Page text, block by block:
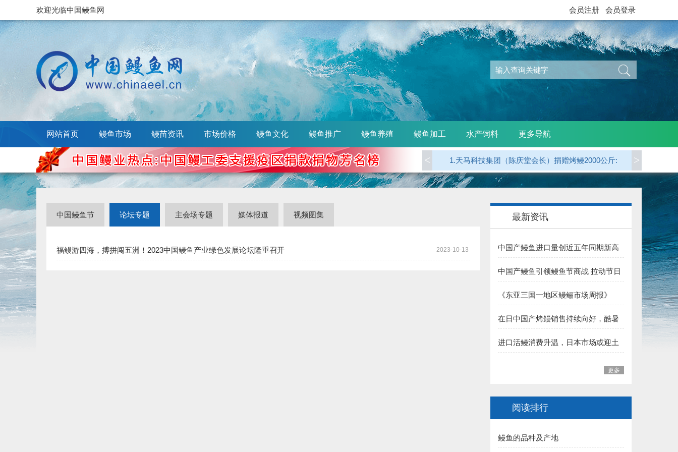
欢迎光临中国鳗鱼网 会员注册 会员登录
网站首页 鳗鱼市场 鳗苗资讯 市场价格 鳗鱼文化 鳗鱼推广 鳗鱼养殖 鳗鱼加工 水产饲料 更多导航
1.天马科技集团（陈庆堂会长）捐赠烤鳗2000公斤:
2.广东省鳗业协会 捐赠烤鳗5000公斤:
3.江西西龙公司（天马科技）捐赠烤鳗1000公斤:
4.龙岩 郭贤平副会长 捐赠50000元:
5.三明 华盛集团（姚弓善副会长） 捐赠50000元:
6.长乐 王平雄副会长 捐赠10000元:
福建省鳗业协会:
一、福州市 1.李本华 捐赠50000元:
2.福州 阙院生 捐赠50000元:
3.福州鳗匠餐饮管理有限公司(阮盛泉)捐赠50000元:
5.福州开发区高龙饲料公司 捐赠30000元:
6.连江富鑫养鳗场(林宝富) 捐赠5000元:
< >
中国鳗鱼节 论坛专题 主会场专题 媒体报道 视频图集
2023-10-13
福鳗游四海，搏拼闯五洲！2023中国鳗鱼产业绿色发展论坛隆重召开
最新资讯
中国产鳗鱼进口量创近五年同期新高
中国产鳗鱼引领鳗鱼节商战 拉动节日
《东亚三国一地区鳗鲡市场周报》
在日中国产烤鳗销售持续向好，酷暑
进口活鳗消费升温，日本市场或迎土
更多
阅读排行
鳗鱼的品种及产地